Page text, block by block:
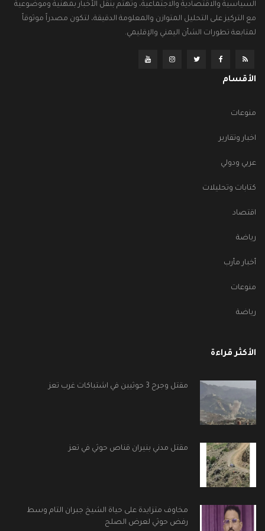
السياسية والاقتصادية والاجتماعية، وتهتم بنقل الأخبار بمهنية وموضوعية
مع التركيز على التحليل المتوازن والمعلومة الدقيقة، لتكون مصدراً موثوقاً
لمتابعة تطورات الشأن اليمني والإقليمي.
الأقسام
منوعات
اخبار وتقارير
عربي ودولي
كتابات وتحليلات
اقتصاد
رياضة
أخبار مأرب
منوعات
رياضة
الأكثر قراءة
مقتل وجرح 3 حوثيين في اشتباكات غرب تعز
مقتل مدني بنيران قناص حوثي في تعز
مخاوف متزايدة على حياة الشيخ جبران التام وسط
رفض حوثي لعرض الصلح